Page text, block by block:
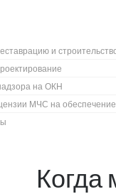
и
на ОКН
МЧС на
доступ к
Смена СРО —
право
Когда